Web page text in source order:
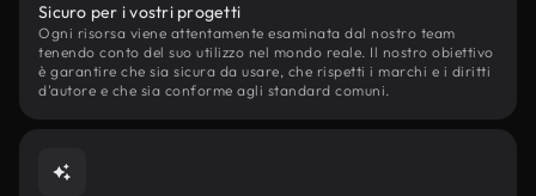
Sicuro per i vostri progetti
Ogni risorsa viene attentamente esaminata dal nostro team
tenendo conto del suo utilizzo nel mondo reale. Il nostro obiettivo
è garantire che sia sicura da usare, che rispetti i marchi e i diritti
d'autore e che sia conforme agli standard comuni.